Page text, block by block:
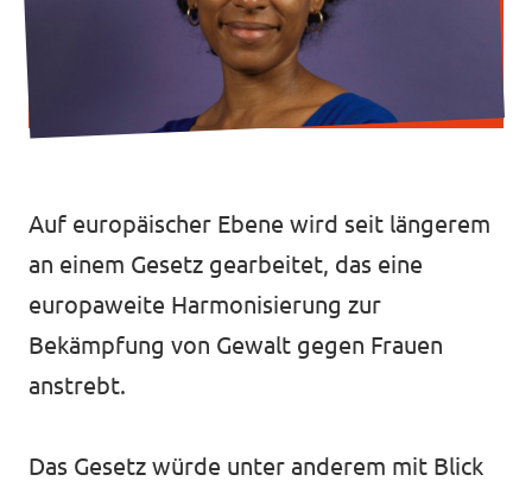
Hamburger Fraktionen
Jetzt mitmachen!
Transparenz
Impressum
Auf europäischer Ebene wird seit längerem
an einem Gesetz gearbeitet, das eine
europaweite Harmonisierung zur
Bekämpfung von Gewalt gegen Frauen
anstrebt.
Das Gesetz würde unter anderem mit Blick